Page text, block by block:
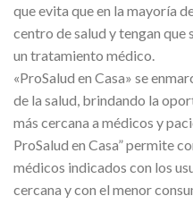
que evita que en la mayoría
centro de salud y tengan
un tratamiento médico.
«ProSalud en Casa» se
de la salud, brindando la
más cercana a médicos y
ProSalud en Casa” permite
médicos indicados con los
cercana y con el menor